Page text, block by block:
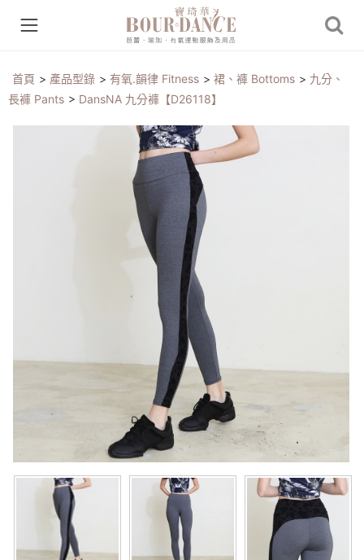
首頁 > 產品型錄 > 有氧.韻律 Fitness > 裙、褲 Bottoms > 九分、
長褲 Pants > DansNA 九分褲【D26118】